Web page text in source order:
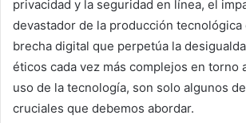
privacidad y la seguridad en línea, el
devastador de la producción tecnológica
brecha digital que perpetúa la
éticos cada vez más complejos en torno
uso de la tecnología, son solo algunos
cruciales que debemos abordar.